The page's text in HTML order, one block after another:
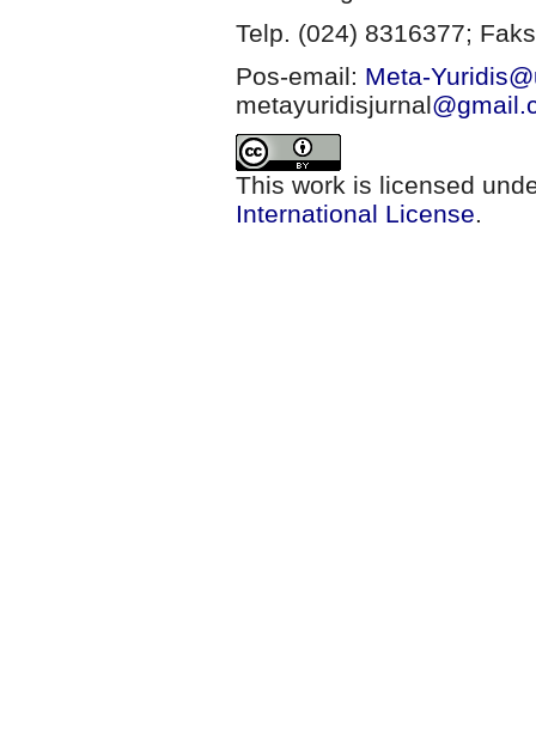
Telp. (024) 8316377;
Pos-email: Meta-
metayuridisjurnal
This work is licensed
International License.